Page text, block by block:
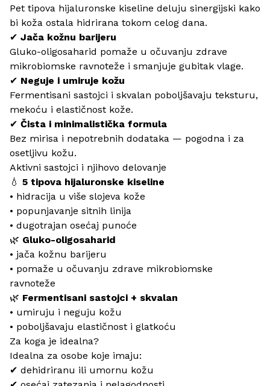
Pet tipova hijaluronske kiseline deluju sinergijski kako
bi koža ostala hidrirana tokom celog dana.
✔ Jača kožnu barijeru
Gluko-oligosaharid pomaže u očuvanju zdrave
mikrobiomske ravnoteže i smanjuje gubitak vlage.
✔ Neguje i umiruje kožu
Fermentisani sastojci i skvalan poboljšavaju teksturu,
mekoću i elastičnost kože.
✔ Čista i minimalistička formula
Bez mirisa i nepotrebnih dodataka — pogodna i za
osetljivu kožu.
Aktivni sastojci i njihovo delovanje
💧 5 tipova hijaluronske kiseline
• hidracija u više slojeva kože
• popunjavanje sitnih linija
• dugotrajan osećaj punoće
🌿 Gluko-oligosaharid
• jača kožnu barijeru
• pomaže u očuvanju zdrave mikrobiomske
ravnoteže
🌿 Fermentisani sastojci + skvalan
• umiruju i neguju kožu
• poboljšavaju elastičnost i glatkoću
Za koga je idealna?
Idealna za osobe koje imaju:
✔ dehidriranu ili umornu kožu